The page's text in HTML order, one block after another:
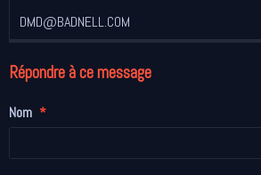
DMD@BADNELL.COM
Répondre à ce message
Nom